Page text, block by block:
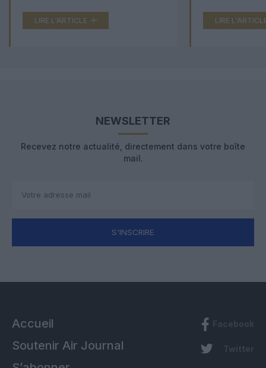
LIRE L'ARTICLE LIRE
NEWSLETTER
Recevez notre actualité, directement dans votre boîte
mail.
S'INSCRIRE
Accueil
Soutenir Air Journal